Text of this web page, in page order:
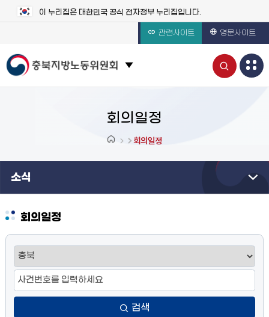
이 누리집은 대한민국 공식 전자정부 누리집입니다.
관련사이트 영문사이트
관련 사이트 목록 보기
통
합
열
회의일정
회의일정
소식
회의일정
검색